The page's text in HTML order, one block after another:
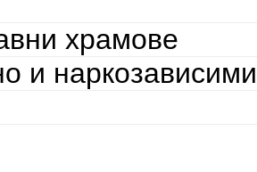
храмове
и наркозависими